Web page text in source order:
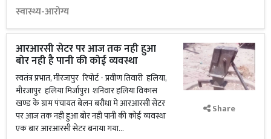
स्वास्थ्य-आरोग्य
आरआरसी सेटर पर आज तक नही हुआ
बोर नही है पानी की कोई व्यवस्था
स्वतंत्र प्रभात, मीरजापुर रिपोर्ट - प्रवीण तिवारी हलिया,
मीरजापुर हलिया मिर्जापुर। शनिवार हलिया विकास
खण्ड के ग्राम पंचायत बेलन बरौधा मे आरआरसी सेंटर
पर आज तक नही हुआ बोर नही पानी की कोई व्यवस्था
एक बार आरआरसी सेटर बनाया गया...
Share